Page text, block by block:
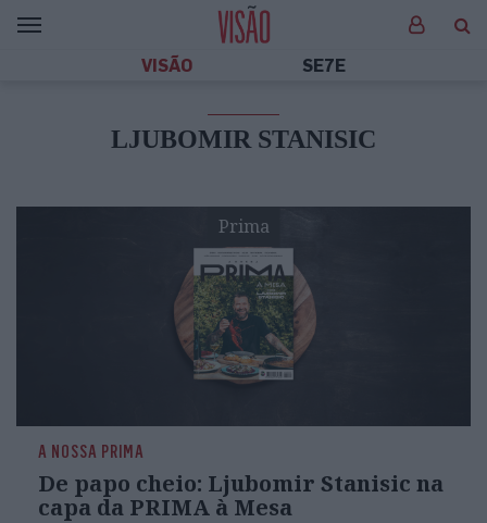
VISÃO SE7E
LJUBOMIR STANISIC
Prima
A NOSSA PRIMA
De papo cheio: Ljubomir Stanisic na
capa da PRIMA à Mesa